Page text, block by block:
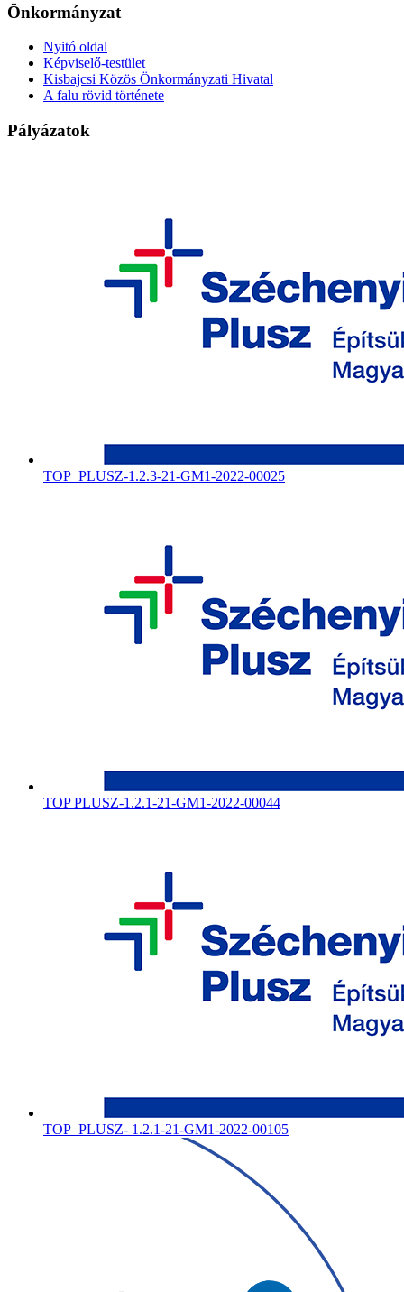
Önkormányzat
Nyitó oldal
Képviselő-testület
Kisbajcsi Közös Önkormányzati Hivatal
A falu rövid története
Pályázatok
TOP_PLUSZ-1.2.3-21-GM1-2022-00025
TOP PLUSZ-1.2.1-21-GM1-2022-00044
TOP_PLUSZ- 1.2.1-21-GM1-2022-00105